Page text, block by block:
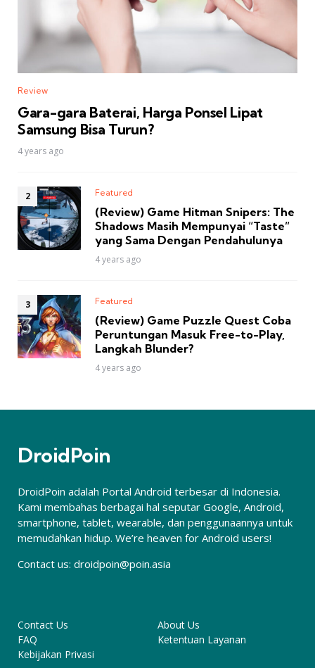
Review
Gara-gara Baterai, Harga Ponsel Lipat
Samsung Bisa Turun?
4 years ago
Featured
(Review) Game Hitman Snipers: The
Shadows Masih Mempunyai “Taste”
yang Sama Dengan Pendahulunya
4 years ago
Featured
(Review) Game Puzzle Quest Coba
Peruntungan Masuk Free-to-Play,
Langkah Blunder?
4 years ago
DroidPoin
DroidPoin adalah Portal Android terbesar di Indonesia.
Kami membahas berbagai hal seputar Google, Android,
smartphone, tablet, wearable, dan penggunaannya untuk
memudahkan hidup. We’re heaven for Android users!
Contact us: droidpoin@poin.asia
Contact Us
About Us
FAQ
Ketentuan Layanan
Kebijakan Privasi